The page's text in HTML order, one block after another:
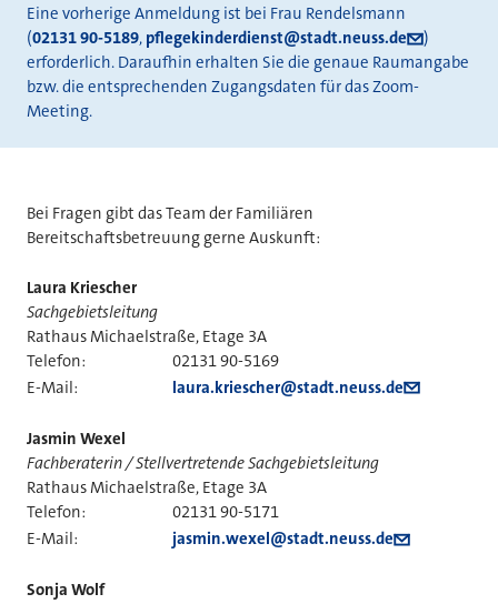
Eine vorherige Anmeldung ist bei Frau Rendelsmann
(02131 90-5189, pflegekinderdienst@stadt.neuss.de
)
erforderlich. Daraufhin erhalten Sie die genaue Raumangabe
bzw. die entsprechenden Zugangsdaten für das Zoom-
Meeting.
Bei Fragen gibt das Team der Familiären
Bereitschaftsbetreuung gerne Auskunft:
Laura Kriescher
Sachgebietsleitung
Rathaus Michaelstraße, Etage 3A
Telefon:
02131 90-5169
E-Mail:
laura.kriescher@stadt.neuss.de
Jasmin Wexel
Fachberaterin / Stellvertretende Sachgebietsleitung
Rathaus Michaelstraße, Etage 3A
Telefon:
02131 90-5171
E-Mail:
jasmin.wexel@stadt.neuss.de
Sonja Wolf